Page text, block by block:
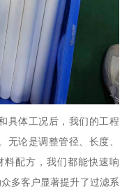
具体工况后，我们的工程
无论是调整管径、长度、
配方，我们都能快速响
多客户显著提升了过滤系